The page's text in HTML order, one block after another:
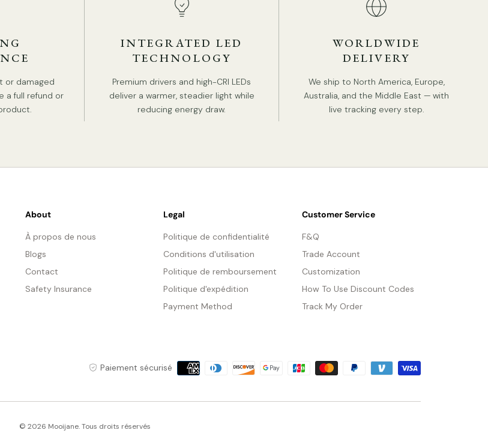
Taille : Diamètre 28 cm x H 95 cm / ∅ 11″ x H 37″
Taille de 2 poignets : Dia 55cm x H 95cm / ∅ 21.6″ x H
or damaged
a full refund or
INTEGRATED LED
TECHNOLOGY
Premium drivers and high-CRI LEDs
deliver a warmer, steadier light while
reducing energy draw.
WORLDWIDE
DELIVERY
We ship to North America, Europe,
Australia, and the Middle East — with
live tracking every step.
About
À propos de nous
Blogs
Contact
Safety Insurance
Legal
Politique de confidentialité
Conditions d'utilisation
Politique de remboursement
Politique d'expédition
Payment Method
Customer Service
F&Q
Trade Account
Customization
How To Use Discount Codes
Track My Order
Paiement sécurisé
Moyens
© 2026 Mooijane. Tous droits réservés